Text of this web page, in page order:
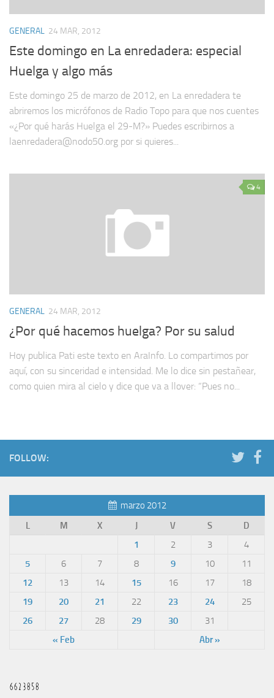
GENERAL 24 MAR, 2012
Este domingo en La enredadera: especial
Huelga y algo más
Este domingo 25 de marzo de 2012, en La enredadera te
abriremos los micrófonos de Radio Topo para que nos cuentes
«¿Por qué harás Huelga el 29-M?» Puedes escribirnos a
laenredadera@nodo50.org por si quieres...
4
GENERAL 24 MAR, 2012
¿Por qué hacemos huelga? Por su salud
Hoy publica Pati este texto en AraInfo. Lo compartimos por
aquí, con su sinceridad e intensidad. Me lo dice sin pestañear,
como quien mira al cielo y dice que va a llover: “Pues no...
FOLLOW:
marzo 2012
L
M X J V S D
« Feb Abr »
1 2 3
4
5
6 7 8 9 10
11
12
13 14 15 16 17
18
19
20 21 22 23 24
25
26
27 28 29 30 31